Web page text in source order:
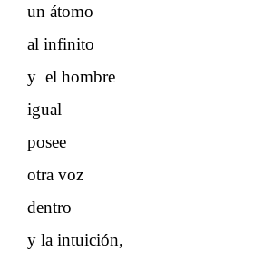
un átomo
al infinito
y el hombre
igual
posee
otra voz
dentro
y la intuición,